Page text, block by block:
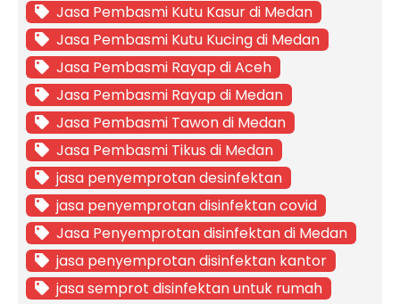
Jasa Pembasmi Kutu Kasur di Medan
Jasa Pembasmi Kutu Kucing di Medan
Jasa Pembasmi Rayap di Aceh
Jasa Pembasmi Rayap di Medan
Jasa Pembasmi Tawon di Medan
Jasa Pembasmi Tikus di Medan
jasa penyemprotan desinfektan
jasa penyemprotan disinfektan covid
Jasa Penyemprotan disinfektan di Medan
jasa penyemprotan disinfektan kantor
jasa semprot disinfektan untuk rumah